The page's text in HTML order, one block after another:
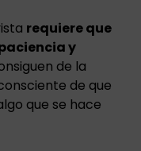
requiere que
y
de la
de que
que se hace